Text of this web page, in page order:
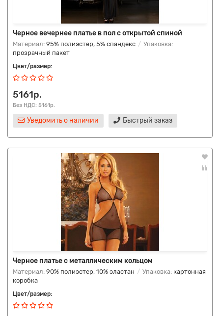
Черное вечернее платье в пол с открытой спиной
Материал: 95% полиэстер, 5% спандекс
Упаковка:
прозрачный пакет
Цвет/размер:
5161р.
Без НДС: 5161р.
Уведомить о наличии Быстрый заказ
Черное платье с металлическим кольцом
Материал: 90% полиэстер, 10% эластан Упаковка: картонная
коробка
Цвет/размер: